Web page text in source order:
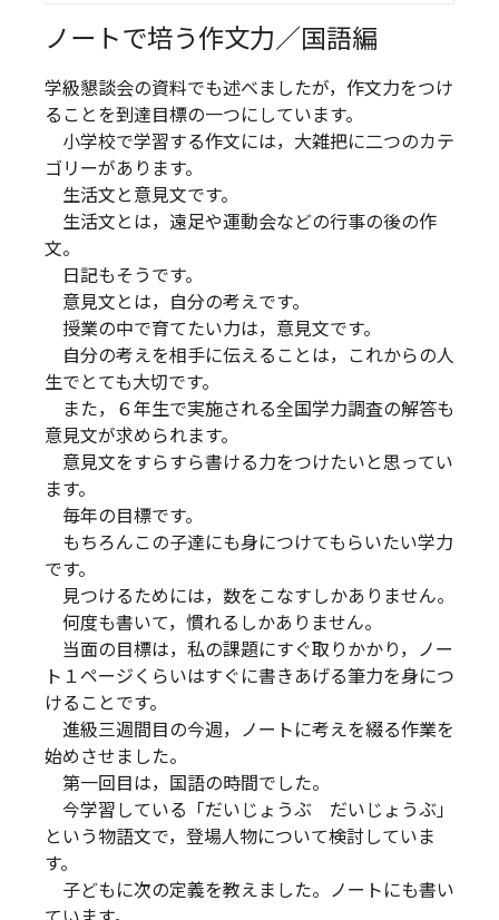
ノートで培う作文力／国語編
学級懇談会の資料でも述べましたが，作文力をつけ
ることを到達目標の一つにしています。
小学校で学習する作文には，大雑把に二つのカテ
ゴリーがあります。
生活文と意見文です。
生活文とは，遠足や運動会などの行事の後の作
文。
日記もそうです。
意見文とは，自分の考えです。
授業の中で育てたい力は，意見文です。
自分の考えを相手に伝えることは，これからの人
生でとても大切です。
また，６年生で実施される全国学力調査の解答も
意見文が求められます。
意見文をすらすら書ける力をつけたいと思ってい
ます。
毎年の目標です。
もちろんこの子達にも身につけてもらいたい学力
です。
見つけるためには，数をこなすしかありません。
何度も書いて，慣れるしかありません。
当面の目標は，私の課題にすぐ取りかかり，ノー
ト１ページくらいはすぐに書きあげる筆力を身につ
けることです。
進級三週間目の今週，ノートに考えを綴る作業を
始めさせました。
第一回目は，国語の時間でした。
今学習している「だいじょうぶ だいじょうぶ」
という物語文で，登場人物について検討していま
す。
子どもに次の定義を教えました。ノートにも書い